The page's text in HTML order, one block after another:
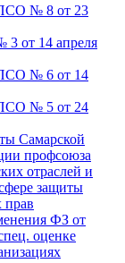
№ 8 от 23
от 14 апреля
№ 6 от 14
№ 5 от 24
Самарской
профсоюза
отраслей и
защиты
прав
ФЗ от
оценке